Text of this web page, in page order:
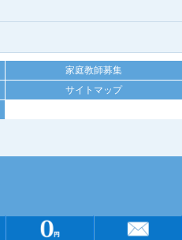
家庭教師募集
サイトマップ